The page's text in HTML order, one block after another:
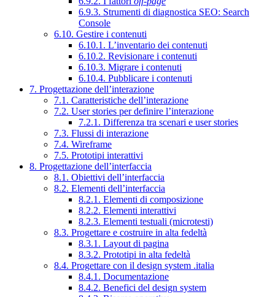
6.9.3. Strumenti di diagnostica SEO: Search
Console
6.10. Gestire i contenuti
6.10.1. L’inventario dei contenuti
6.10.2. Revisionare i contenuti
6.10.3. Migrare i contenuti
6.10.4. Pubblicare i contenuti
7. Progettazione dell’interazione
7.1. Caratteristiche dell’interazione
7.2. User stories per definire l’interazione
7.2.1. Differenza tra scenari e user stories
7.3. Flussi di interazione
7.4. Wireframe
7.5. Prototipi interattivi
8. Progettazione dell’interfaccia
8.1. Obiettivi dell’interfaccia
8.2. Elementi dell’interfaccia
8.2.1. Elementi di composizione
8.2.2. Elementi interattivi
8.2.3. Elementi testuali (microtesti)
8.3. Progettare e costruire in alta fedeltà
8.3.1. Layout di pagina
8.3.2. Prototipi in alta fedeltà
8.4. Progettare con il design system .italia
8.4.1. Documentazione
8.4.2. Benefici del design system